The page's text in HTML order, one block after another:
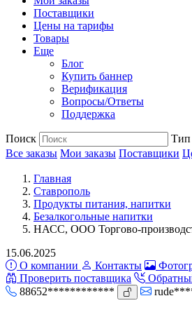
Поставщики
Цены на тарифы
Товары
Еще
Блог
Купить баннер
Верификация
Вопросы/Ответы
Поддержка
Поиск
Тип
Все заказы Мои заказы Поставщики
Главная
Ставрополь
Продукты питания, напитки
Безалкогольные напитки
НАСС, ООО Торгово-
15.06.2025
О компании
Контакты
Проверить поставщика
88652************